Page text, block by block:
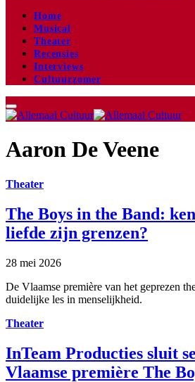
Home
Musical
Theater
Recensies
Interviews
Cultuurzomer
Aaron De Veene
Theater
The Boys in the Band:
liefde zijn grenzen?
28 mei 2026
De Vlaamse première van het geprezen
duidelijke les in menselijkheid.
Theater
InTeam Producties sluit
Vlaamse première The